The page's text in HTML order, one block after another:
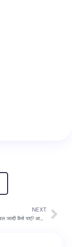
NEXT
🏠 होम लोन का अप्रूवल जल्दी कैसे पाएं? आसान टिप्स जो वाकई काम आएंगे!